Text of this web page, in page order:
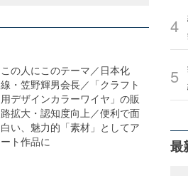
この人にこのテーマ／日本化
線・笠野輝男会長／「クラフト
用デザインカラーワイヤ」の販
路拡大・認知度向上／便利で面
白い、魅力的「素材」としてア
ート作品に
最